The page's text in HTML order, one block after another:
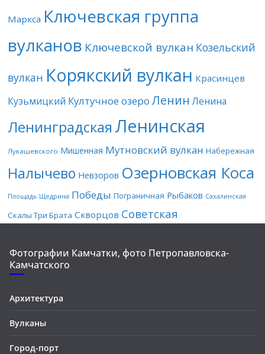
Маркса Ключевская группа
вулканов Ключевской вулкан Козельский
вулкан Корякский вулкан Красинцев
Кузьмицкий Култучное озеро Ленин Ленина
Ленинградская Ленинская
Лукашевского Мишенная Мутновский вулкан Набережная
Налычево Невзоров Озерновская Коса
Площадь Щедрина Победы Пограничная Рыбаков Сахалинская
Скалы Три Брата Скворцов Советская
Фотографии Камчатки, фото Петропавловска-
Камчатского
Архитектура
Вулканы
Город-порт